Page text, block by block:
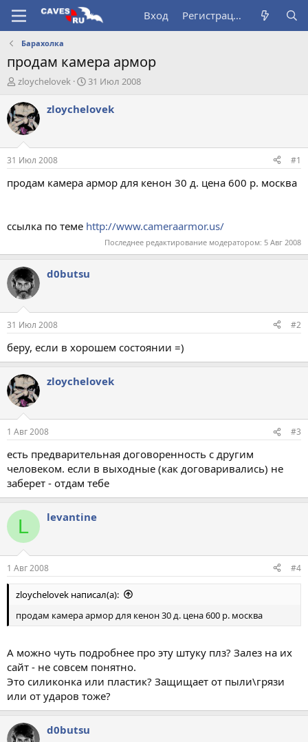
Вход Регистрация
Барахолка
продам камера армор
А
т
о
р
т
е
м
ы
zloychelovek
Д
т
а
л
31 Июл 2008
zloychelovek
31 Июл 2008 #1
продам камера армор для кенон 30 д. цена 600 р. москва
ссылка по теме http://www.cameraarmor.us/
Последнее редактирование модератором: 5 Авг 2008
d0butsu
31 Июл 2008 #2
беру, если в хорошем состоянии =)
zloychelovek
1 Авг 2008 #3
есть предварительная договоренность с другим
человеком. если в выходные (как договаривались) не
заберет - отдам тебе
L levantine
1 Авг 2008 #4
zloychelovek написал(а):
продам камера армор для кенон 30 д. цена 600 р. москва
А можно чуть подробнее про эту штуку плз? Залез на их
сайт - не совсем понятно.
Это силиконка или пластик? Защищает от пыли\грязи
или от ударов тоже?
d0butsu